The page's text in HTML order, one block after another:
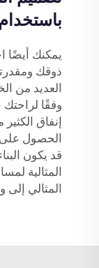
يمكنك أيضًا
ذوقك
العديد من
وفقًا
إنفاق
الحصول
قد يكون
المثالية
المثالي إلى